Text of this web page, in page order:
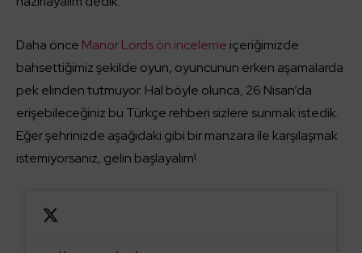
Daha önce Manor Lords ön inceleme içeriğimizde
bahsettiğimiz şekilde oyun, oyuncunun erken aşamalarda
pek elinden tutmuyor. Hal böyle olunca, 26 Nisan’da
erişebileceğiniz bu Türkçe rehberi sizlere sunmak istedik.
Eğer şehrinizde aşağıdaki gibi bir manzara ile karşılaşmak
istemiyorsanız, gelin başlayalım!